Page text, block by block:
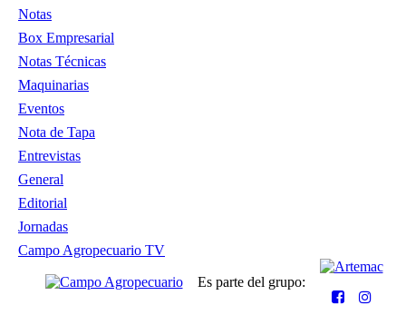
Notas
Box Empresarial
Notas Técnicas
Maquinarias
Eventos
Nota de Tapa
Entrevistas
General
Editorial
Jornadas
Campo Agropecuario TV
Es parte del grupo: